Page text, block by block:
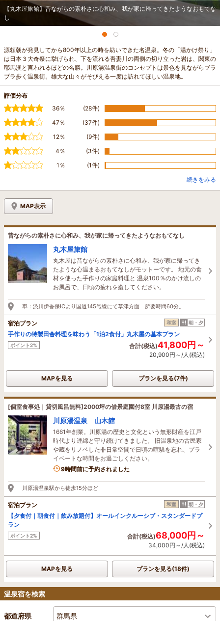
【丸木屋旅館】昔ながらの素朴さに心和み、我が家に帰ってきたようなおもてな
し
源頼朝が発見してから800年以上の時を紡いできた名温泉。冬の「湯かけ祭り」
は日本３大奇祭に挙げられ、下を流れる吾妻川の両側の切り立った岩は、関東の
耶馬溪と言われるほどの名勝。川原湯温泉街のコンセプトは景色を見ながらブラ
ブラ歩く温泉街。雄大な山々がそびえる一度は訪れてほしい温泉地。
評価分布
36％
(28件)
47％
(37件)
12％
(9件)
4％
(3件)
1％
(1件)
続きをみる
MAP表示
昔ながらの素朴さに心和み、我が家に帰ってきたようなおもてなし
丸木屋旅館
丸木屋は昔ながらの素朴さに心和み、我が家に帰ってき
たような心温まるおもてなしがモットーです。 地元の食
材を使った手作りの家庭料理と 温泉100％のかけ流しの
お風呂で、日頃の疲れを癒してください。
車：渋川伊香保ICより国道145号線にて草津方面 所要時間60分。
宿泊プラン 和室 朝・夕
手作りの特製田舎料理を味わう「1泊2食付」丸木屋の基本プラン
ポイント2% 合計(税込)41,800円～
20,900円～/人(税込)
MAPを見る プランを見る(7件)
[個室食事処｜貸切風呂無料]2000坪の借景庭園付8室 川原湯最古の宿
川原湯温泉 山木館
1661年創業。川原湯の歴史と文化という無形財産を江戸
時代より連綿と守り続けてきました。 旧温泉地の古民家
や蔵をリノベした非日常空間で日頃の喧騒を忘れ、プラ
イベートな時間をお過ごしください。
1名がこの宿を見ています
9時間前に予約されました
川原湯温泉駅から徒歩15分ほど
宿泊プラン 和室 朝・夕
【夕食付｜朝食付｜飲み放題付】オールインクルーシブ・スタンダードプ
ラン
ポイント2% 合計(税込)68,000円～
34,000円～/人(税込)
MAPを見る プランを見る(18件)
温泉宿を検索
都道府県 群馬県